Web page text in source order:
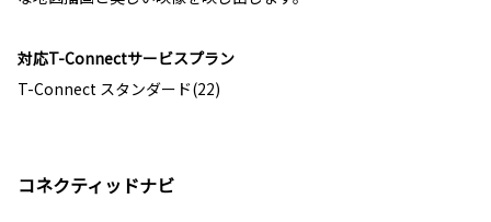
対応T-Connectサービスプラン
T-Connect スタンダード(22)
コネクティッドナビ